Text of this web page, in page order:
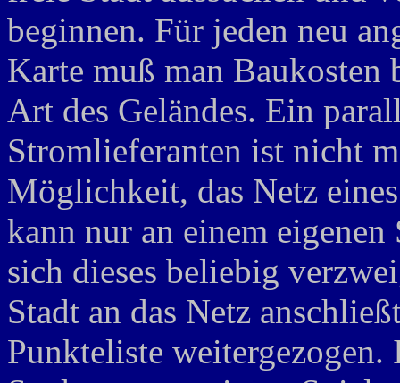
beginnen. Für jeden neu
Karte muß man Baukosten
Art des Geländes. Ein
Stromlieferanten ist nicht
Möglichkeit, das Netz
kann nur an einem
sich dieses beliebig
Stadt an das Netz
Punkteliste